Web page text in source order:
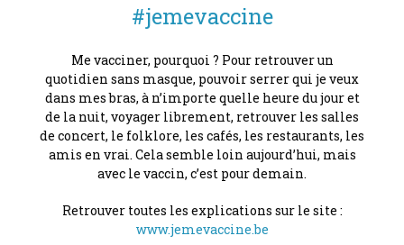
#jemevaccine
Me vacciner, pourquoi ? Pour retrouver un
quotidien sans masque, pouvoir serrer qui je veux
dans mes bras, à n’importe quelle heure du jour et
de la nuit, voyager librement, retrouver les salles
de concert, le folklore, les cafés, les restaurants, les
amis en vrai. Cela semble loin aujourd’hui, mais
avec le vaccin, c’est pour demain.
Retrouver toutes les explications sur le site :
www.jemevaccine.be